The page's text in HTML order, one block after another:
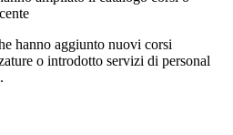
hanno aggiunto nuovi corsi
o introdotto servizi di personal